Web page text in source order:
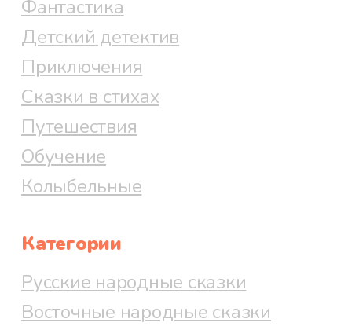
Фантастика
Детский детектив
Приключения
Сказки в стихах
Путешествия
Обучение
Колыбельные
Категории
Русские народные сказки
Восточные народные сказки